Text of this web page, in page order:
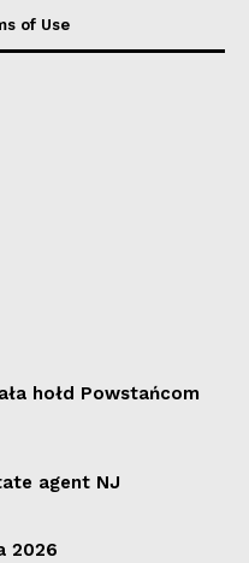
of Use
hołd Powstańcom
agent NJ
2026